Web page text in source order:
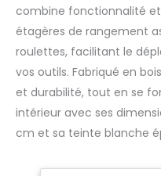
combine fonctionnalité
étagères de rangement
roulettes, facilitant le
vos outils. Fabriqué en
et durabilité, tout en se
intérieur avec ses
cm et sa teinte blanche